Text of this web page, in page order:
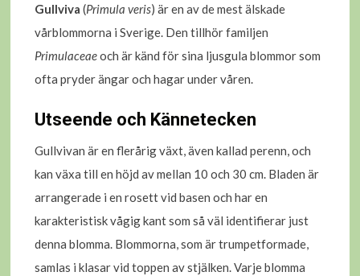
Gullviva (Primula veris) är en av de mest älskade
vårblommorna i Sverige. Den tillhör familjen
Primulaceaeoch är känd för sina ljusgula blommor som
ofta pryder ängar och hagar under våren.
Utseende och Kännetecken
Gullvivan är en flerårig växt, även kallad perenn, och
kan växa till en höjd av mellan 10 och 30 cm. Bladen är
arrangerade i en rosett vid basen och har en
karakteristisk vågig kant som så väl identifierar just
denna blomma. Blommorna, som är trumpetformade,
samlas i klasar vid toppen av stjälken. Varje blomma